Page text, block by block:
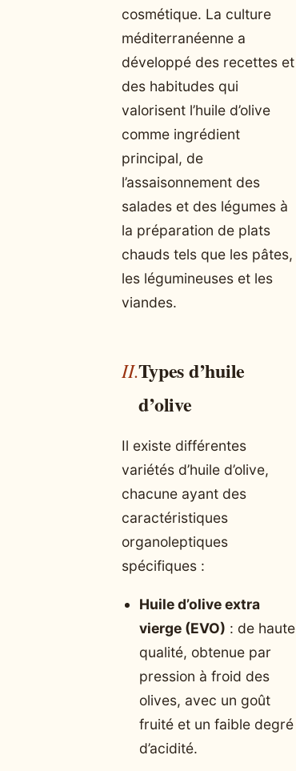
cosmétique. La culture
méditerranéenne a
développé des recettes et
des habitudes qui
valorisent l’huile d’olive
comme ingrédient
principal, de
l’assaisonnement des
salades et des légumes à
la préparation de plats
chauds tels que les pâtes,
les légumineuses et les
viandes.
Types d’huile
d’olive
Il existe différentes
variétés d’huile d’olive,
chacune ayant des
caractéristiques
organoleptiques
spécifiques :
Huile d’olive extra
vierge (EVO) : de haute
qualité, obtenue par
pression à froid des
olives, avec un goût
fruité et un faible degré
d’acidité.